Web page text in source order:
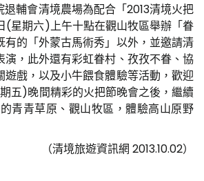
退輔會清境農場為配合「2013清境火把
(星期六)上午十點在觀山牧區舉辦「眷
有的「外蒙古馬術秀」以外，並邀請清
演，此外還有彩虹眷村、孜孜不眷、協
遊戲，以及小牛餵食體驗等活動，歡迎
五)晚間精彩的火把節晚會之後，繼續
青青草原、觀山牧區，體驗高山原野
（清境旅遊資訊網 2013.10.02）